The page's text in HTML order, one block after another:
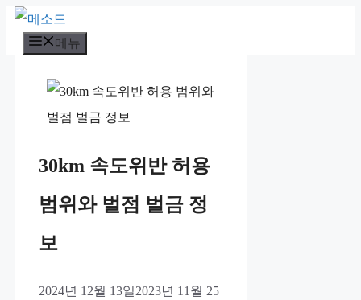
컨
메뉴
30km 속도위반 허용
범위와 벌점 벌금 정
보
2024년 12월 13일2023년 11월 25